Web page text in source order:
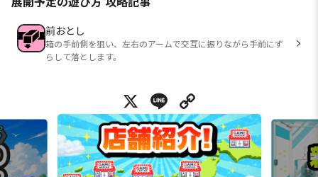
前おとし
箱の手前側を狙い、左右のアームで交互に振りながら手前にず
らして落とします。
X Line